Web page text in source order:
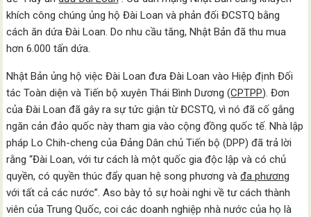
khích công chúng ủng hộ Đài Loan và phản đối ĐCSTQ bằng
cách ăn dứa Đài Loan. Do nhu cầu tăng, Nhật Bản đã thu mua
hơn 6.000 tấn dứa.
Nhật Bản ủng hộ việc Đài Loan đưa Đài Loan vào Hiệp định Đối
tác Toàn diện và Tiến bộ xuyên Thái Bình Dương (CPTPP). Đơn
của Đài Loan đã gây ra sự tức giận từ ĐCSTQ, vì nó đã cố gắng
ngăn cản đảo quốc này tham gia vào cộng đồng quốc tế. Nhà lập
pháp Lo Chih-cheng của Đảng Dân chủ Tiến bộ (DPP) đã trả lời
rằng “Đài Loan, với tư cách là một quốc gia độc lập và có chủ
quyền, có quyền thúc đẩy quan hệ song phương vàđa phương
với tất cả các nước”. Aso bày tỏ sự hoài nghi về tư cách thành
viên của Trung Quốc, coi các doanh nghiệp nhà nước của họ là